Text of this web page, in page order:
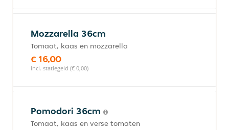
Mozzarella 36cm
Tomaat, kaas en mozzarella
€ 16,00
incl. statiegeld (€ 0,00)
Pomodori 36cm
Tomaat, kaas en verse tomaten